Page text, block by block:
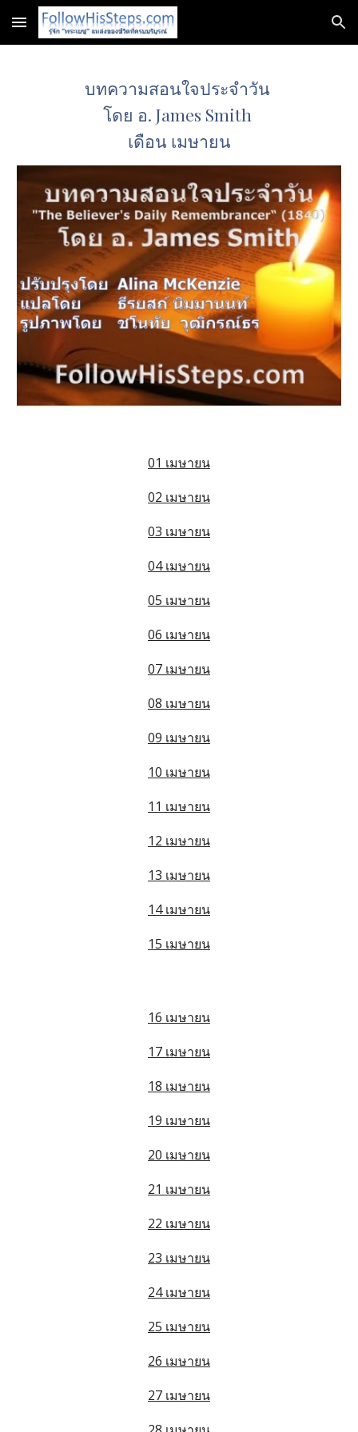
Skip to main content Skip to navigation
บทความสอนใจประจำวัน
โดย อ. James Smith
เดือน เมษายน
01 เมษายน
02 เมษายน
03 เมษายน
04 เมษายน
05 เมษายน
06 เมษายน
07 เมษายน
08 เมษายน
09 เมษายน
10 เมษายน
11 เมษายน
12 เมษายน
13 เมษายน
14 เมษายน
15 เมษายน
16 เมษายน
17 เมษายน
18 เมษายน
19 เมษายน
20 เมษายน
21 เมษายน
22 เมษายน
23 เมษายน
24 เมษายน
25 เมษายน
26 เมษายน
27 เมษายน